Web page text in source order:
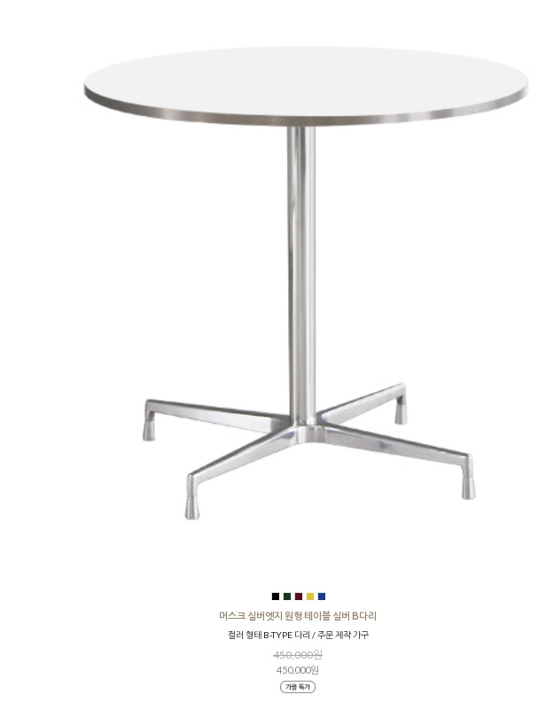
■ ■ ■ ■ ■
머스크 실버엣지 원형 테이블 실버 B다리
컬러 형태 B-TYPE 다리 / 주문 제작 가구
450,000원
450,000원